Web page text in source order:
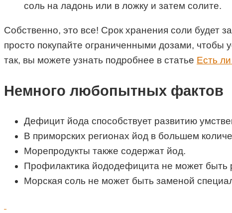
соль на ладонь или в ложку и затем солите.
Собственно, это все! Срок хранения соли будет
просто покупайте ограниченными дозами, чтобы
так, вы можете узнать подробнее в статье Есть
Немного любопытных фактов
Дефицит йода способствует развитию
В приморских регионах йод в большем
Морепродукты также содержат йод.
Профилактика йододефицита не может быть
Морская соль не может быть заменой